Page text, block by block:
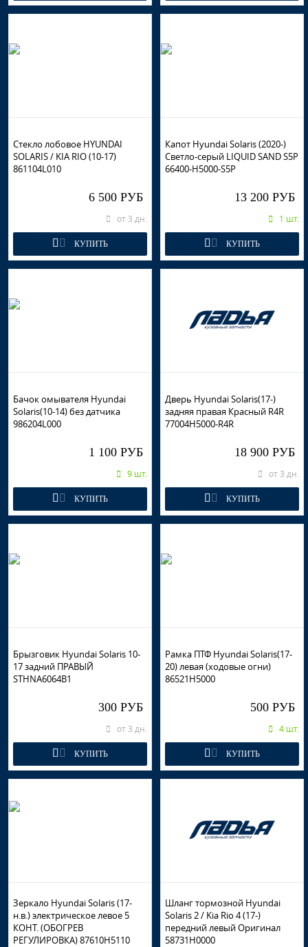
Стекло лобовое HYUNDAI
SOLARIS / KIA RIO (10-17)
861104L010
6 500 РУБ
от 3 дн.
КУПИТЬ
Капот Hyundai Solaris (2020-)
Светло-серый LIQUID SAND S5P
66400-H5000-S5P
13 200 РУБ
1 шт.
КУПИТЬ
Бачок омывателя Hyundai
Solaris(10-14) без датчика
986204L000
1 100 РУБ
9 шт.
КУПИТЬ
Дверь Hyundai Solaris(17-)
задняя правая Красный R4R
77004H5000-R4R
18 900 РУБ
от 3 дн.
КУПИТЬ
Брызговик Hyundai Solaris 10-
17 задний ПРАВЫЙ
STHNA6064B1
300 РУБ
от 3 дн.
КУПИТЬ
Рамка ПТФ Hyundai Solaris(17-
20) левая (ходовые огни)
86521H5000
500 РУБ
4 шт.
КУПИТЬ
Зеркало Hyundai Solaris (17-
н.в.) электрическое левое 5
КОНТ. (ОБОГРЕВ
РЕГУЛИРОВКА) 87610H5110
Шланг тормозной Hyundai
Solaris 2 / Kia Rio 4 (17-)
передний левый Оригинал
58731H0000